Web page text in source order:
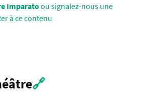
Imparatoou signalez-nous une
à ce contenu
🔗